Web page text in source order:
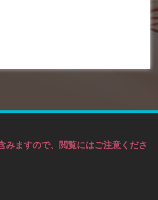
ますので、閲覧にはご注意くださ